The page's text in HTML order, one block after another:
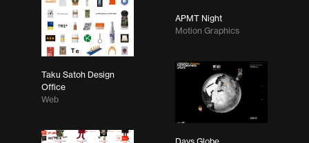
Taku Satoh Design
Office
Web
APMT Night
Motion Graphics
Days Globe